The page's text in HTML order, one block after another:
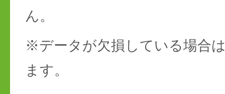
ん。
※データが欠損している場合
ます。